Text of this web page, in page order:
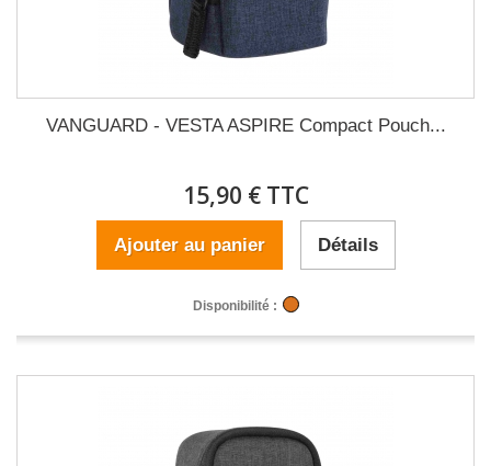
VANGUARD - VESTA ASPIRE Compact Pouch...
15,90 € TTC
Ajouter au panier Détails
Disponibilité :